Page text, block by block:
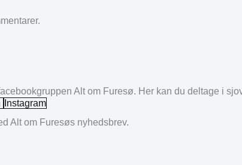
Alt om Furesø. Her kan du deltage i
Instagram
Alt om Furesøs nyhedsbrev.